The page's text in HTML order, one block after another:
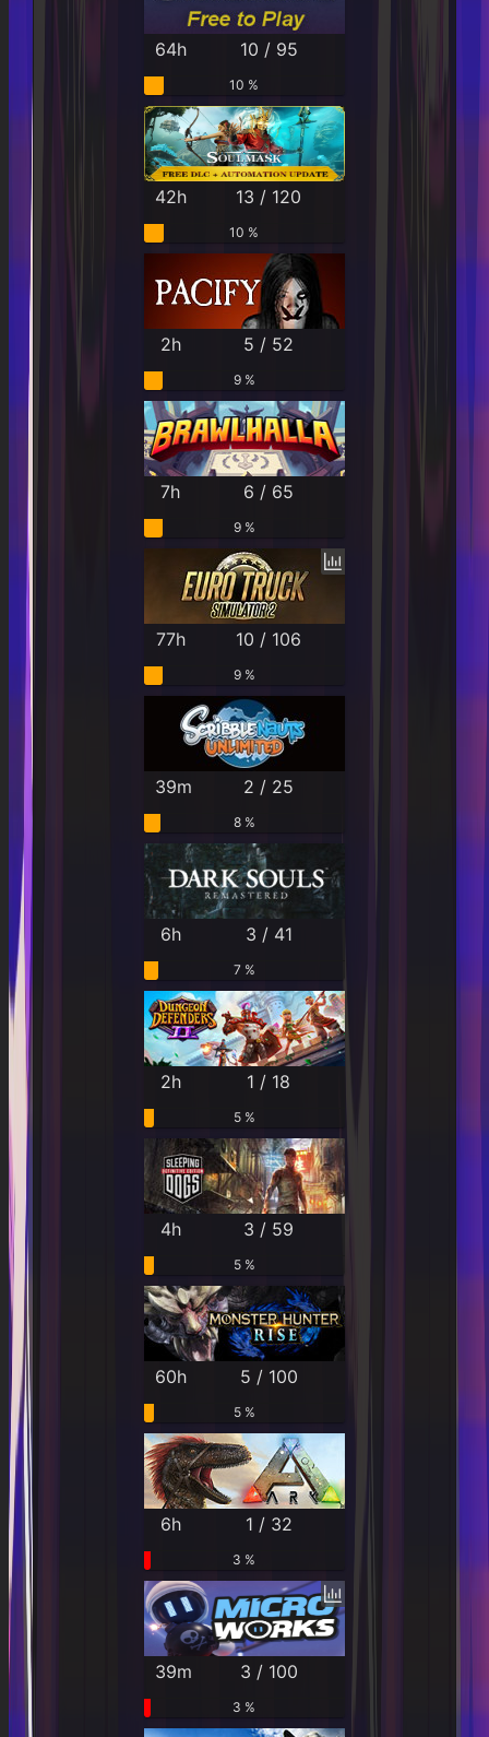
64h 10 / 95
10 %
42h 13 / 120
10 %
2h 5 / 52
9 %
7h 6 / 65
9 %
77h 10 / 106
9 %
39m 2 / 25
8 %
6h 3 / 41
7 %
2h 1 / 18
5 %
4h 3 / 59
5 %
60h 5 / 100
5 %
6h 1 / 32
3 %
39m 3 / 100
3 %